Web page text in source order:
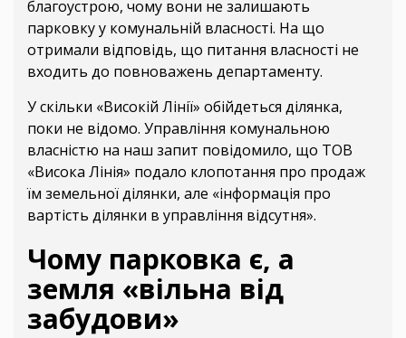
благоустрою, чому вони не залишають
парковку у комунальній власності. На що
отримали відповідь, що питання власності не
входить до повноважень департаменту.
У скільки «Високій Лінії» обійдеться ділянка,
поки не відомо. Управління комунальною
власністю на наш запит повідомило, що ТОВ
«Висока Лінія» подало клопотання про продаж
їм земельної ділянки, але «інформація про
вартість ділянки в управління відсутня».
Чому парковка є, а
земля «вільна від
забудови»